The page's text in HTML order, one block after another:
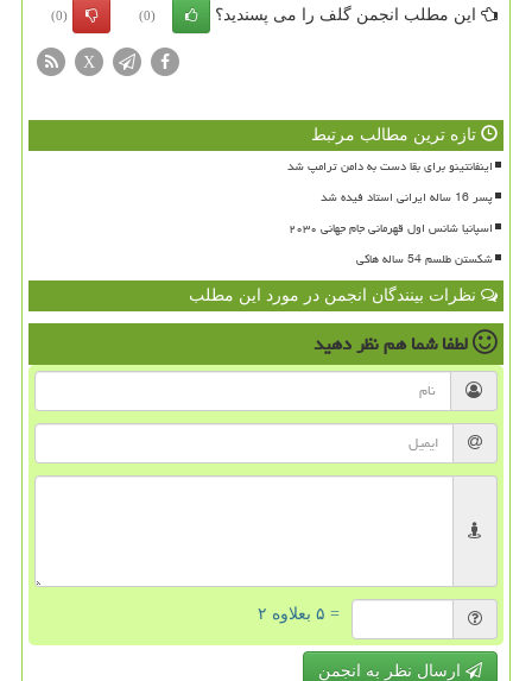
این مطلب انجمن گلف را می پسندید؟ (0)
(0)
X
تازه ترین مطالب مرتبط
اینفانتینو برای بقا دست به دامن ترامپ شد
پسر 16 ساله ایرانی استاد فیده شد
اسپانیا شانس اول قهرمانی جام جهانی ۲۰۳۰
شکستن طلسم 54 ساله هاکی
نظرات بینندگان انجمن در مورد این مطلب
لطفا شما همنظر دهید
= ۵ بعلاوه ۲
ارسال نظر به انجمن